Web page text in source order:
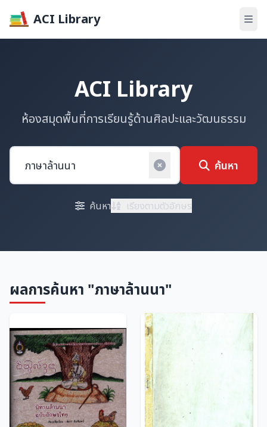
ACI Library
ACI Library
ห้องสมุดพื้นที่การเรียนรู้ด้านศิลปะและวัฒนธรรม
ค้นหา
ค้นหา เรียงตามตัวอักษร
ผลการค้นหา "ภาษาล้านนา"